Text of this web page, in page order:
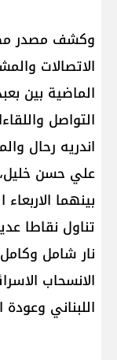
وكشف مصدر
الاتصالات
الماضية بين
التواصل
اندريه رحال
علي حسن
بينهما
تناول نقاطا
نار شامل
الانسحاب
اللبناني